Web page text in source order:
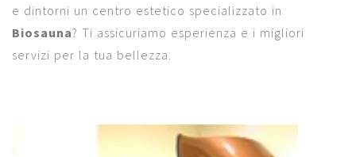
e dintorni un centro estetico specializzato in
Biosauna? Ti assicuriamo esperienza e i migliori
servizi per la tua bellezza.